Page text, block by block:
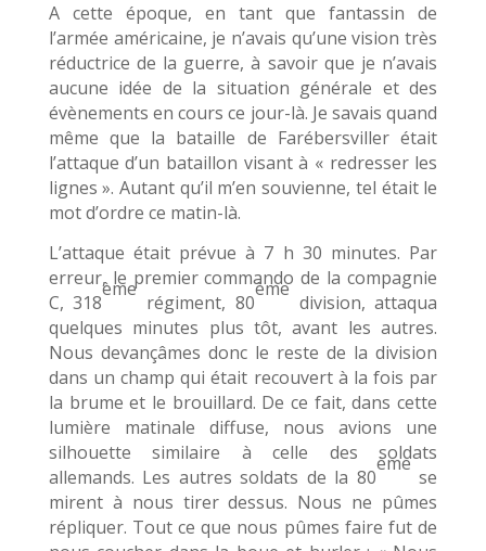
A cette époque, en tant que fantassin de
l’armée américaine, je n’avais qu’une vision très
réductrice de la guerre, à savoir que je n’avais
aucune idée de la situation générale et des
évènements en cours ce jour-là. Je savais quand
même que la bataille de Farébersviller était
l’attaque d’un bataillon visant à « redresser les
lignes ». Autant qu’il m’en souvienne, tel était le
mot d’ordre ce matin-là.
L’attaque était prévue à 7 h 30 minutes. Par
erreur, le premier commando de la compagnie
C, 318
ème
régiment, 80
ème
division, attaqua
quelques minutes plus tôt, avant les autres.
Nous devançâmes donc le reste de la division
dans un champ qui était recouvert à la fois par
la brume et le brouillard. De ce fait, dans cette
lumière matinale diffuse, nous avions une
silhouette similaire à celle des soldats
allemands. Les autres soldats de la 80
ème
se
mirent à nous tirer dessus. Nous ne pûmes
répliquer. Tout ce que nous pûmes faire fut de